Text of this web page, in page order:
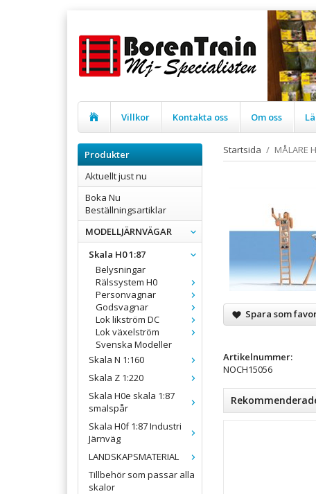
Villkor Kontakta oss Om oss
Produkter
Aktuellt just nu
Boka Nu
Beställningsartiklar
MODELLJÄRNVÄGAR
Skala H0 1:87
Belysningar
Rälssystem H0
Personvagnar
Godsvagnar
Lok likström DC
Lok växelström
Svenska Modeller
Skala N 1:160
Skala Z 1:220
Skala H0e skala 1:87
smalspår
Skala H0f 1:87 Industri
Järnväg
LANDSKAPSMATERIAL
Tillbehör som passar alla
skalor
Startsida / MÅLARE
Spara som
Artikelnummer:
NOCH15056